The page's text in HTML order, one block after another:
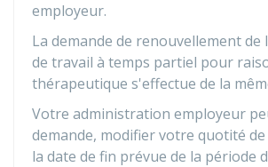
employeur.
La demande de renouvellement
de travail à temps partiel pour
thérapeutique s'effectue de la
Votre administration employeur
demande, modifier votre quotité
la date de fin prévue de la période